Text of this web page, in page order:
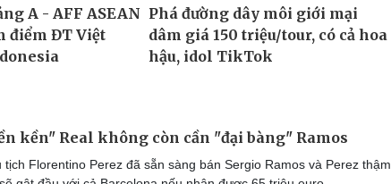
kền" Real không còn cần "đại bàng" Ramos
tịch Florentino Perez đã sẵn sàng bán Sergio Ramos và Perez thậm